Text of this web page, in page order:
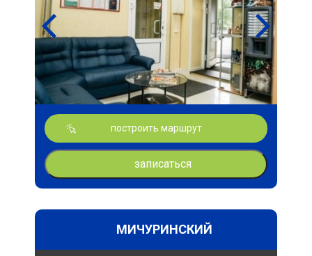
построить маршрут
записаться
МИЧУРИНСКИЙ